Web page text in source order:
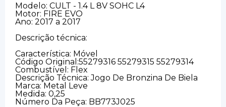
Modelo: CULT - 1.4 L 8V SOHC L4
Motor: FIRE EVO
Ano: 2017 a 2017
Descrição técnica:
Característica: Móvel
Código Original:55279316 55279315 55279314
Combustível: Flex
Descrição Técnica: Jogo De Bronzina De Biela
Marca: Metal Leve
Medida: 0,25
Número Da Peça: BB773J025